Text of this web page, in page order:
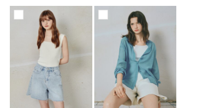
바바캐시 1% 할인
198,000